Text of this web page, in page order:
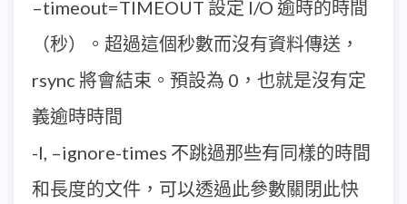
–timeout=TIMEOUT 設定 I/O 逾時的時間
（秒）。超過這個秒數而沒有資料傳送，
rsync 將會結束。預設為 0，也就是沒有定
義逾時時間
-I, –ignore-times 不跳過那些有同樣的時間
和長度的文件，可以透過此參數關閉此快